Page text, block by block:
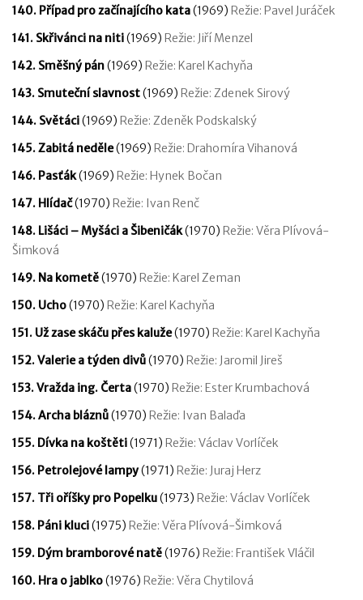
140. Případ pro začínajícího kata(1969) Režie: Pavel Juráček
141. Skřivánci na niti(1969) Režie: Jiří Menzel
142. Směšný pán(1969) Režie: Karel Kachyňa
143. Smuteční slavnost(1969) Režie: Zdenek Sirový
144. Světáci(1969) Režie: Zdeněk Podskalský
145. Zabitá neděle(1969) Režie: Drahomíra Vihanová
146. Pasťák(1969) Režie: Hynek Bočan
147. Hlídač(1970) Režie: Ivan Renč
148. Lišáci – Myšáci a Šibeničák(1970) Režie: Věra Plívová-
Šimková
149. Na kometě(1970) Režie: Karel Zeman
150. Ucho(1970) Režie: Karel Kachyňa
151. Už zase skáču přes kaluže(1970) Režie: Karel Kachyňa
152. Valerie a týden divů(1970) Režie: Jaromil Jireš
153. Vražda ing. Čerta(1970) Režie: Ester Krumbachová
154. Archa bláznů(1970) Režie: Ivan Balaďa
155. Dívka na koštěti(1971) Režie: Václav Vorlíček
156. Petrolejové lampy(1971) Režie: Juraj Herz
157. Tři oříšky pro Popelku(1973) Režie: Václav Vorlíček
158. Páni kluci(1975) Režie: Věra Plívová-Šimková
159. Dým bramborové natě(1976) Režie: František Vláčil
160. Hra o jablko(1976) Režie: Věra Chytilová